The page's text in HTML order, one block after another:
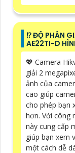
⁉️ ĐỘ PHÂN
AE22TI-D
💖 Camera
giải 2
ảnh của
cao giúp
cho phép bạn
hơn. Với công
này cung cấp
giúp bạn xem
một cách dễ